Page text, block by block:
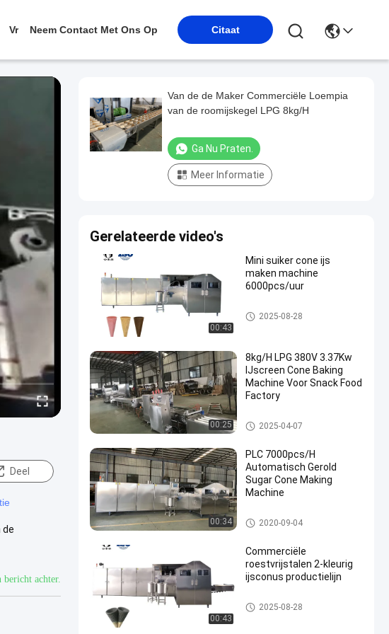
Vr Neem Contact Met Ons Op Citaat
Deel
de
bericht achter.
Van de de Maker Commerciële Loempia
van de roomijskegel LPG 8kg/H
Ga Nu Praten.
Meer Informatie
Gerelateerde video's
00:43
Mini suiker cone ijs
maken machine
6000pcs/uur
De Productielijn van de roomij
skegel
2025-08-28
00:25
8kg/H LPG 380V 3.37Kw
IJscreen Cone Baking
Machine Voor Snack Food
Factory
De Productielijn van de roomij
skegel
2025-04-07
00:34
PLC 7000pcs/H
Automatisch Gerold
Sugar Cone Making
Machine
De Productielijn van de roomij
skegel
2020-09-04
00:43
Commerciële
roestvrijstalen 2-kleurig
ijsconus productielijn
De Productielijn van de roomij
skegel
2025-08-28